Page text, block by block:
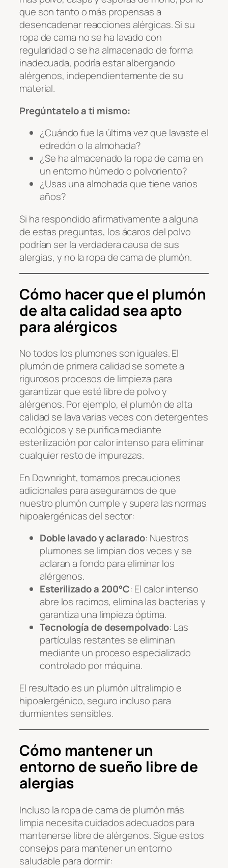
que son tanto o más propensas a
desencadenar reacciones alérgicas. Si su
ropa de cama no se ha lavado con
regularidad o se ha almacenado de forma
inadecuada, podría estar albergando
alérgenos, independientemente de su
material.
Pregúntatelo a ti mismo:
¿Cuándo fue la última vez que lavaste el
edredón o la almohada?
¿Se ha almacenado la ropa de cama en
un entorno húmedo o polvoriento?
¿Usas una almohada que tiene varios
años?
Si ha respondido afirmativamente a alguna
de estas preguntas, los ácaros del polvo
podrían ser la verdadera causa de sus
alergias, y no la ropa de cama de plumón.
Cómo hacer que el plumón
de alta calidad sea apto
para alérgicos
No todos los plumones son iguales. El
plumón de primera calidad se somete a
rigurosos procesos de limpieza para
garantizar que esté libre de polvo y
alérgenos. Por ejemplo, el plumón de alta
calidad se lava varias veces con detergentes
ecológicos y se purifica mediante
esterilización por calor intenso para eliminar
cualquier resto de impurezas.
En Downright, tomamos precauciones
adicionales para asegurarnos de que
nuestro plumón cumple y supera las normas
hipoalergénicas del sector:
Doble lavado y aclarado: Nuestros
plumones se limpian dos veces y se
aclaran a fondo para eliminar los
alérgenos.
Esterilizado a 200°C: El calor intenso
abre los racimos, elimina las bacterias y
garantiza una limpieza óptima.
Tecnología de desempolvado: Las
partículas restantes se eliminan
mediante un proceso especializado
controlado por máquina.
El resultado es un plumón ultralimpio e
hipoalergénico, seguro incluso para
durmientes sensibles.
Cómo mantener un
entorno de sueño libre de
alergias
Incluso la ropa de cama de plumón más
limpia necesita cuidados adecuados para
mantenerse libre de alérgenos. Sigue estos
consejos para mantener un entorno
saludable para dormir: